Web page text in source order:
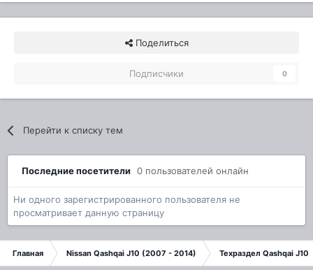
Поделиться
Подписчики 0
Перейти к списку тем
Последние посетители 0 пользователей онлайн
Ни одного зарегистрированного пользователя не
просматривает данную страницу
Главная Nissan Qashqai J10 (2007 - 2014) Техраздел Qashqai J10